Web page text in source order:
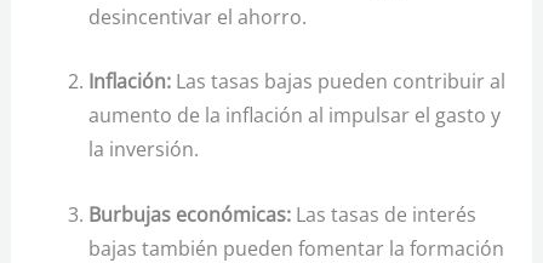
desincentivar el ahorro.
Inflación:Las tasas bajas pueden contribuir al
aumento de la inflación al impulsar el gasto y
la inversión.
Burbujas económicas:Las tasas de interés
bajas también pueden fomentar la formación